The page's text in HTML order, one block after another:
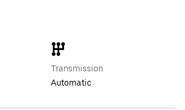
Transmission
Automatic